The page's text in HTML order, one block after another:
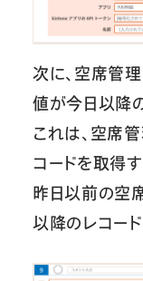
次に、空席管理
値が今日以降
これは、空席
コードを取得
昨日以前の空
以降のレコー